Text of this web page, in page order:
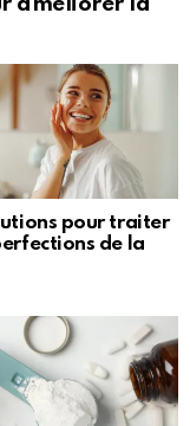
pour traiter
de la